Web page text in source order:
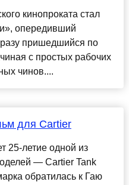
кинопроката стал
опередивший
пришедшийся по
с простых рабочих
чинов....
для Cartier
25-летие одной из
— Cartier Tank
обратилась к Гаю